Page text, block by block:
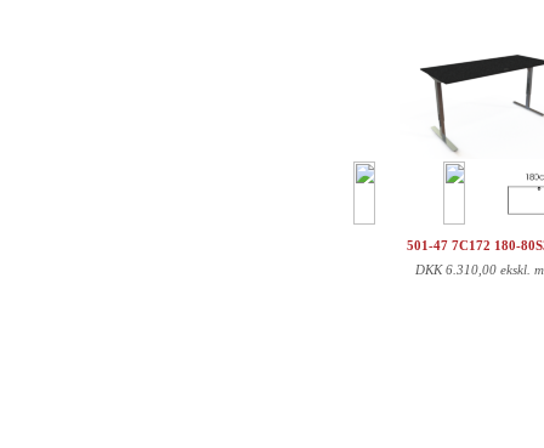
501-47 7C172 180-
DKK6.310,00 ekskl.